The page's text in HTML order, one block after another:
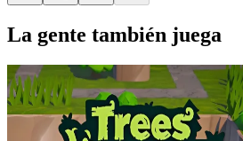
La gente también juega